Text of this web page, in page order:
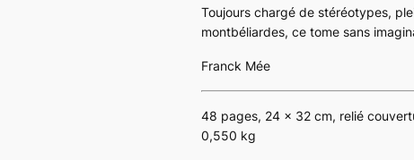
Toujours chargé de stéréotypes,
montbéliardes, ce tome sans
Franck Mée
48 pages, 24 x 32 cm, relié
0,550 kg